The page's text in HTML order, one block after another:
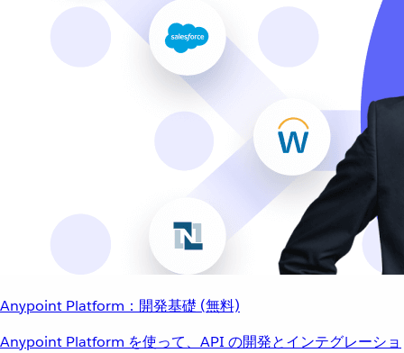
Anypoint Platform：開発基礎 (無料)
Anypoint Platform を使って、API の開発とインテグレーショ